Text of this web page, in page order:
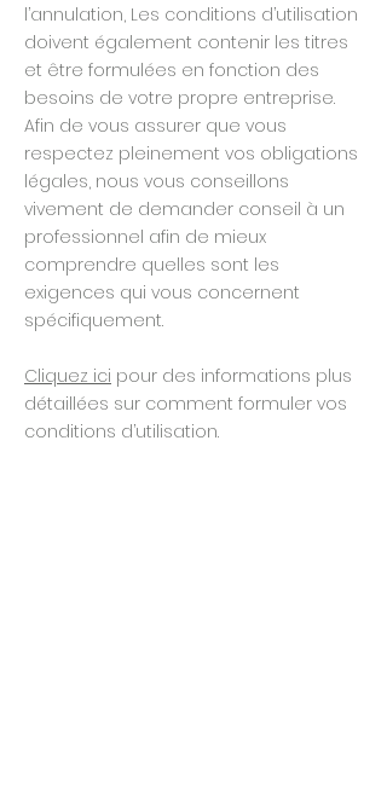
l’annulation, Les conditions d’utilisation
doivent également contenir les titres
et être formulées en fonction des
besoins de votre propre entreprise.
Afin de vous assurer que vous
respectez pleinement vos obligations
légales, nous vous conseillons
vivement de demander conseil à un
professionnel afin de mieux
comprendre quelles sont les
exigences qui vous concernent
spécifiquement.
Cliquez ici pour des informations plus
détaillées sur comment formuler vos
conditions d’utilisation.